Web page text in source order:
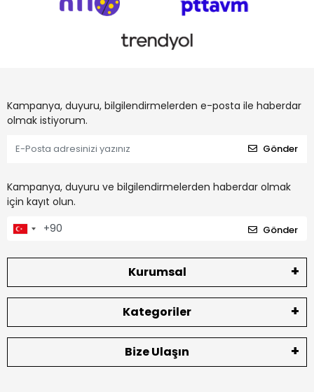
Kampanya, duyuru, bilgilendirmelerden e-posta ile haberdar
olmak istiyorum.
Gönder
Kampanya, duyuru ve bilgilendirmelerden haberdar olmak
için kayıt olun.
Gönder
Kurumsal
Kategoriler
Bize Ulaşın